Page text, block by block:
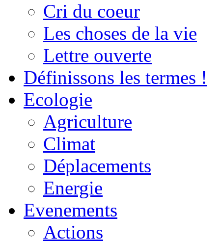
Cri du coeur
Les choses de la vie
Lettre ouverte
Définissons les termes !
Ecologie
Agriculture
Climat
Déplacements
Energie
Evenements
Actions